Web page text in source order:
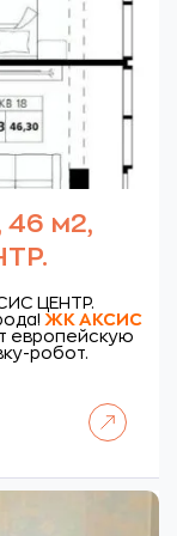
46 м2,
ЦЕНТР.
ЖК АКСИС
европейскую
робот.